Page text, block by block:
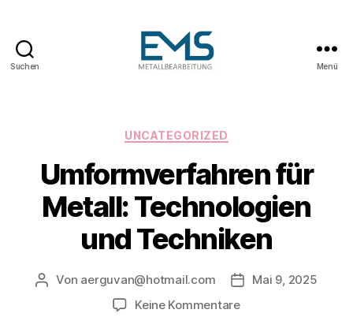
Suchen Menü
Kategorien
UNCATEGORIZED
Umformverfahren für
Metall: Technologien
und Techniken
Beitragsautor
Von aerguvan@hotmail.com
Mai 9, 2025
Keine Kommentarezu